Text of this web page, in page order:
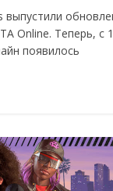
выпустили
Online. Теперь, с
появилось